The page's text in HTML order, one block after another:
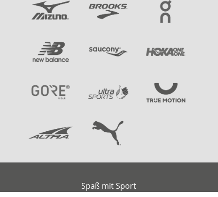
Spaß mit Sport